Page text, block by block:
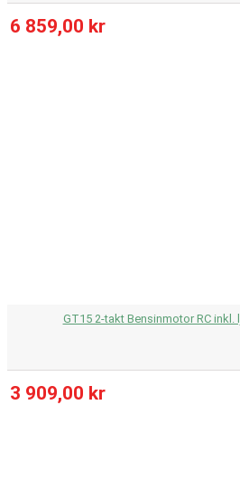
6 859,00 kr
GT15 2-takt Bensinmotor RC
3 909,00 kr